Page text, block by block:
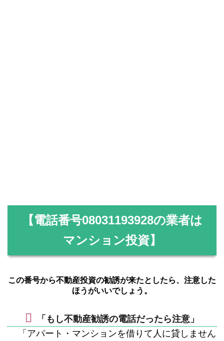
【電話番号08031193928の業者は
マンション投資】
この番号から不動産投資の勧誘が来たとしたら、注意した
ほうがいいでしょう。
「もし不動産勧誘の電話だったら注意」
「アパート・マンションを借りて人に貸しません